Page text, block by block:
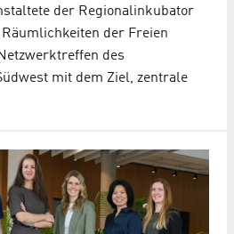
der Regionalinkubator
der Freien
des
mit dem Ziel, zentrale